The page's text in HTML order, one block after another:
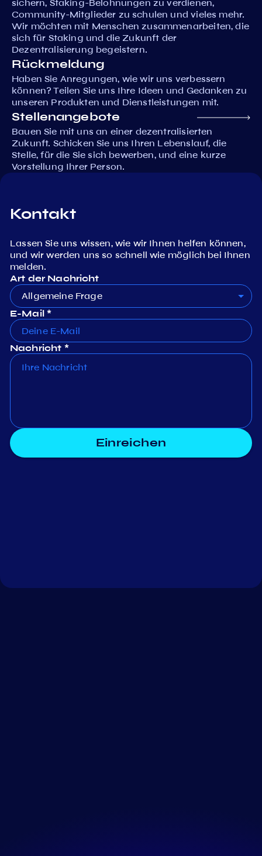
sichern, Staking-Belohnungen zu verdienen,
Community-Mitglieder zu schulen und vieles mehr.
Wir möchten mit Menschen zusammenarbeiten, die
sich für Staking und die Zukunft der
Dezentralisierung begeistern.
Rückmeldung
Haben Sie Anregungen, wie wir uns verbessern
können? Teilen Sie uns Ihre Ideen und Gedanken zu
unseren Produkten und Dienstleistungen mit.
Stellenangebote
Bauen Sie mit uns an einer dezentralisierten
Zukunft. Schicken Sie uns Ihren Lebenslauf, die
Stelle, für die Sie sich bewerben, und eine kurze
Vorstellung Ihrer Person.
Kontakt
Lassen Sie uns wissen, wie wir Ihnen helfen können,
und wir werden uns so schnell wie möglich bei Ihnen
melden.
Art der Nachricht
Allgemeine Frage
E-Mail *
Nachricht *
Einreichen